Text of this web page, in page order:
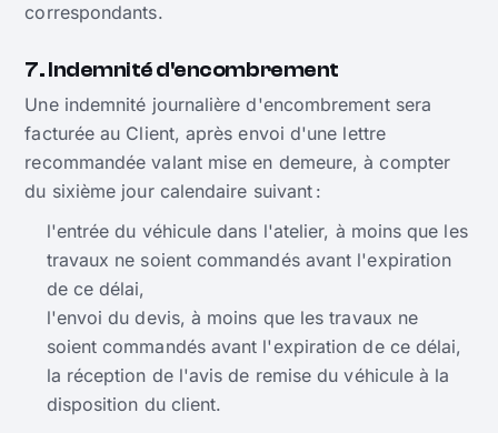
correspondants.
7. Indemnité d'encombrement
Une indemnité journalière d'encombrement sera
facturée au Client, après envoi d'une lettre
recommandée valant mise en demeure, à compter
du sixième jour calendaire suivant :
l'entrée du véhicule dans l'atelier, à moins que les
travaux ne soient commandés avant l'expiration
de ce délai,
l'envoi du devis, à moins que les travaux ne
soient commandés avant l'expiration de ce délai,
la réception de l'avis de remise du véhicule à la
disposition du client.